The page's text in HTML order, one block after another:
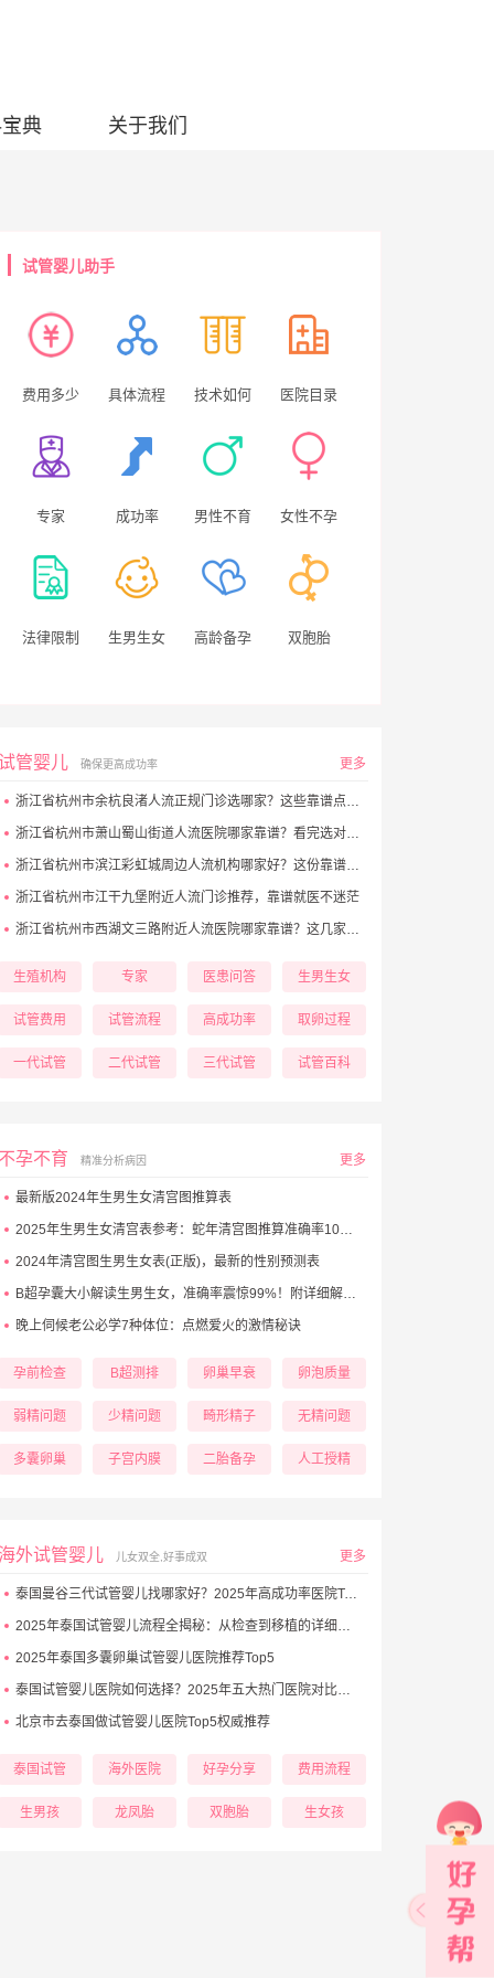
典 关于我们
试管婴儿助手
费用多少 具体流程 技术如何 医院目录
专家 成功率 男性不育 女性不孕
法律限制 生男生女 高龄备孕 双胞胎
管婴儿 确保更高成功率 更多
浙江省杭州市余杭良渚人流正规门诊选哪家？这些靠谱点位别错过
浙江省杭州市萧山蜀山街道人流医院哪家靠谱？看完选对不踩坑
浙江省杭州市滨江彩虹城周边人流机构哪家好？这份靠谱清单别错过
浙江省杭州市江干九堡附近人流门诊推荐，靠谱就医不迷茫
浙江省杭州市西湖文三路附近人流医院哪家靠谱？这几家正规机构别错过
生殖机构 专家 医患问答 生男生女
试管费用 试管流程 高成功率 取卵过程
一代试管 二代试管 三代试管 试管百科
孕不育 精准分析病因 更多
最新版2024年生男生女清宫图推算表
2025年生男生女清宫表参考：蛇年清宫图推算准确率100%！
2024年清宫图生男生女表(正版)，最新的性别预测表
B超孕囊大小解读生男生女，准确率震惊99%！附详细解析表！
晚上伺候老公必学7种体位：点燃爱火的激情秘诀
孕前检查 B超测排 卵巢早衰 卵泡质量
弱精问题 少精问题 畸形精子 无精问题
多囊卵巢 子宫内膜 二胎备孕 人工授精
外试管婴儿 儿女双全,好事成双 更多
泰国曼谷三代试管婴儿找哪家好？2025年高成功率医院Top5推荐
2025年泰国试管婴儿流程全揭秘：从检查到移植的详细步骤
2025年泰国多囊卵巢试管婴儿医院推荐Top5
泰国试管婴儿医院如何选择？2025年五大热门医院对比与避坑秘诀
北京市去泰国做试管婴儿医院Top5权威推荐
泰国试管 海外医院 好孕分享 费用流程
生男孩 龙凤胎 双胞胎 生女孩